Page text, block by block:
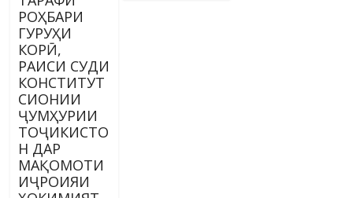
РОҲБАРИ
ГУРУҲИ
КОРӢ,
РАИСИ СУДИ
КОНСТИТУТ
СИОНИИ
ҶУМҲУРИИ
ТОҶИКИСТО
Н ДАР
МАҚОМОТИ
ИҶРОИЯИ